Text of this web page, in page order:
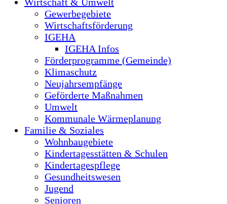
Gewerbegebiete
Wirtschaftsförderung
IGEHA
IGEHA Infos
Förderprogramme (Gemeinde)
Klimaschutz
Neujahrsempfänge
Geförderte Maßnahmen
Umwelt
Kommunale Wärmeplanung
Familie & Soziales
Wohnbaugebiete
Kindertagesstätten & Schulen
Kindertagespflege
Gesundheitswesen
Jugend
Senioren